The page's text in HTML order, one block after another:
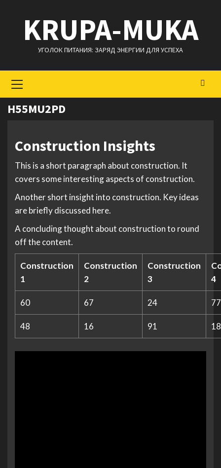
содержимому
KRUPA-MUKA
УГОЛОК ПИТАНИЯ: ЗАРЯД ЭНЕРГИИ ДЛЯ УСПЕХА
меню
H55MU2PD
Construction Insights
This is a short paragraph about construction. It
covers some interesting aspects of construction.
Another short insight into construction. Key ideas
are briefly discussed here.
A concluding thought about construction to round
off the content.
Construction
1
Construction
2
Construction
3
4
60 67 24 77
48 16 91 18